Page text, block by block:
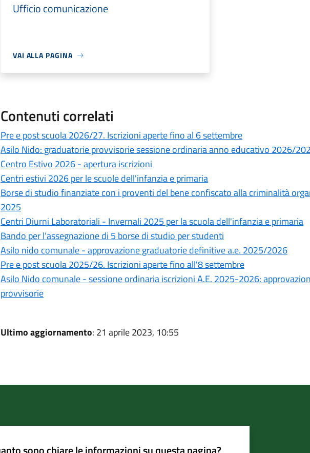
Ufficio comunicazione
VAI ALLA PAGINA
Contenuti correlati
Pre e post scuola 2026/27. Iscrizioni aperte fino al 6 settembre
Asilo Nido: graduatorie provvisorie sessione ordinaria anno educativo 2026/
Centro Estivo 2026 - apertura iscrizioni
Centri estivi 2026 per le scuole dell'infanzia e primaria
Borse di studio finanziate con i proventi del bene confiscato alla criminalità
2025
Centri Diurni Laboratoriali - Invernali 2025 per la scuola dell'infanzia e primaria
Bando per l’assegnazione di 5 borse di studio per studenti
Asilo nido comunale - approvazione graduatorie definitive a.e. 2025/2026
Pre e post scuola 2025/26. Iscrizioni aperte fino all'8 settembre
Asilo Nido comunale - sessione ordinaria iscrizioni A.E. 2025-2026:
provvisorie
Ultimo aggiornamento: 21 aprile 2023, 10:55